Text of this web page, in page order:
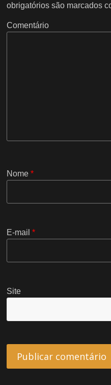
obrigatórios são marcados
Comentário
Nome*
E-mail*
Site